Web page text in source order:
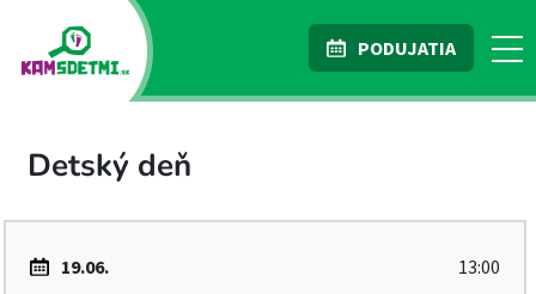
PODUJATIA
Detský deň
19.06. 13:00